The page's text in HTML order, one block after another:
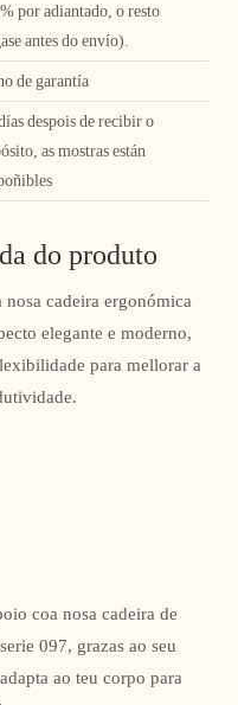
por adiantado, o resto
antes do envío).
de garantía
despois de recibir o
as mostras están
do produto
cadeira ergonómica
elegante e moderno,
para mellorar a
coa nosa cadeira de
097, grazas ao seu
ao teu corpo para